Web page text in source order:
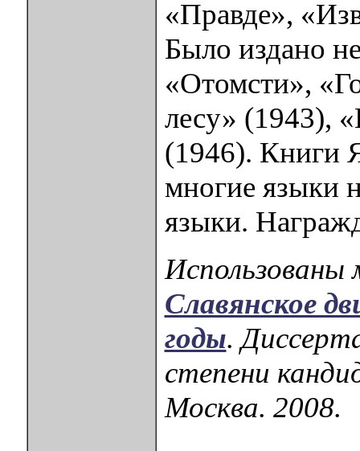
«Правде»,
Было издано
«Отомсти»,
лесу» (1943),
(1946). Книги
многие языки
языки.
Славянское
годы.
степени
Москва. 2008.